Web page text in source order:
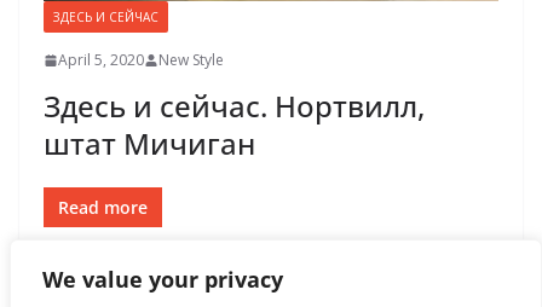
We value your privacy
ЗДЕСЬ И СЕЙЧАС
April 5, 2020 New Style
Здесь и сейчас. Нортвилл,
штат Мичиган
Read more